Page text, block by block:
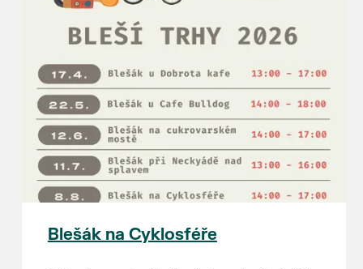
16:00 - odpolední zábava na sokolovně
21:00 - večerní zábava
K tanci a poslechu bude hrát DH
Lanžhotčané.
Těšíme se na Vás!
Blešák na Cyklosféře